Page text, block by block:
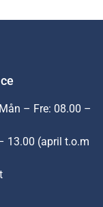
– Fre: 08.00 –
13.00 (april t.o.m